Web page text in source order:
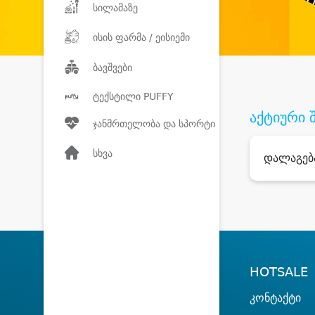
სილამაზე
ისის ფარმა / ეისიემი
ბავშვები
ტექსტილი PUFFY
ჯანმრთელობა და სპორტი
სხვა
აქტიური
HOTSALE
კონტაქტი